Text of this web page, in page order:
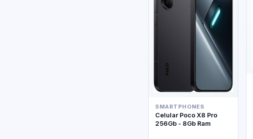
SMARTPHONES
Celular Poco X8 Pro
256Gb - 8Gb Ram